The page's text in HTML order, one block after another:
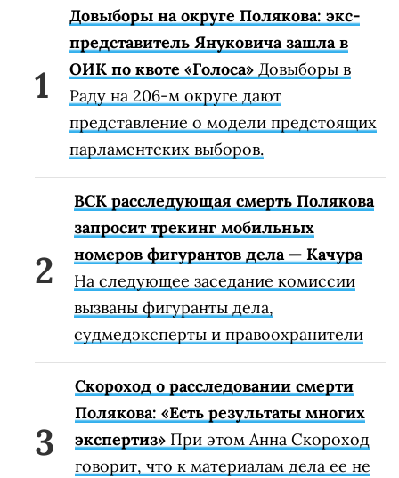
Довыборы на округе Полякова: экс-
представитель Януковича зашла в
ОИК по квоте «Голоса» Довыборы в
Раду на 206-м округе дают
представление о модели предстоящих
парламентских выборов.
ВСК расследующая смерть Полякова
запросит трекинг мобильных
номеров фигурантов дела — Качура
На следующее заседание комиссии
вызваны фигуранты дела,
судмедэксперты и правоохранители
Скороход о расследовании смерти
Полякова: «Есть результаты многих
экспертиз» При этом Анна Скороход
говорит, что к материалам дела ее не